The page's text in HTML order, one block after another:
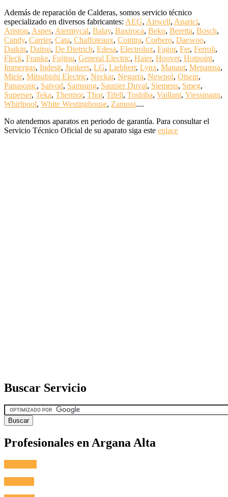
Además de reparación de Calderas, somos servicio técnico
especializado en diversos fabricantes: AEG, Airwell, Aparici,
Ariston, Aspes, Atermycal, Balay, Baxiroca, Beko, Beretta, Bosch,
Candy, Carrier, Cata, Chaffoteaux, Cointra, Corbero, Daewoo,
Daikin, Daitsu, De Dietrich, Edesa, Electrolux, Fagor, Fer, Ferroli,
Fleck, Franke, Fujitsu, General Electric, Haier, Hoover, Hotpoint,
Immergas, Indesit, Junkers, LG, Liebherr, Lynx, Manaut, Mepamsa,
Miele, Mitsubishi Electric, Neckar, Negarra, Newpol, Otsein,
Panasonic, Saivod, Samsung, Saunier Duval, Siemens, Smeg,
Superser, Teka, Thermor, Thor, Tifell, Toshiba, Vaillant, Viessmann,
Whirlpool, White Westinghouse, Zanussi....
No atendemos aparatos en periodo de garantía. Para consultar el
Servicio Técnico Oficial de su aparato siga este enlace
Buscar Servicio
Profesionales en Argana Alta